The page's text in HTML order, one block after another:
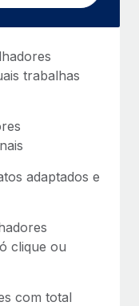
trabalhas
adaptados e
clique ou
com total